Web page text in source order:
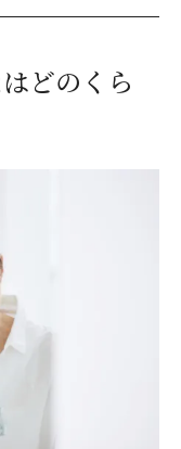
どのくら